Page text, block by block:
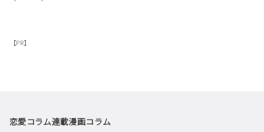
【PR】
恋愛コラム連載漫画コラム